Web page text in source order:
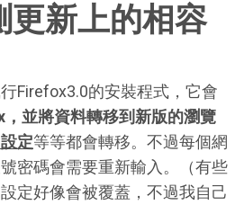
更新上的相容
Firefox3.0的安裝程式，它會
並將資料轉移到新版的瀏覽
定等等都會轉移。不過每個網
密碼會需要重新輸入。（有些
定好像會被覆蓋，不過我自己